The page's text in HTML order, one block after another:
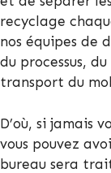
recyclage
nos équipes de
du processus,
transport du
D’où, si jamais
vous pouvez
bureau sera